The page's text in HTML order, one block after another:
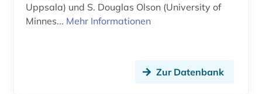
albert (1879-1955) (1)
theologe; bischof; philosoph; alchemist;
naturwissenschaftler; heiliger (1)
Suedasien (11)
Uppsala) und S. Douglas Olson (University of
Minnes... Mehr Informationen
Zur Datenbank